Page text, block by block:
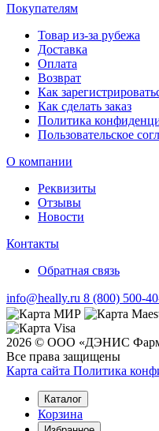
Покупателям
Товар из-за рубежа
Доставка
Оплата
Возврат
Как
Как сделать заказ
Политика
Пользовательское
О компании
Реквизиты
Отзывы
Новости
Контакты
Обратная связь
info@heally.ru 8 (800) 500-
2026 © ООО «ДЭНИС
Все права защищены
Карта сайта Политика
Каталог
Корзина